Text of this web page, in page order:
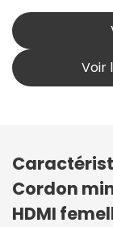
Voir
Cordon
HDMI